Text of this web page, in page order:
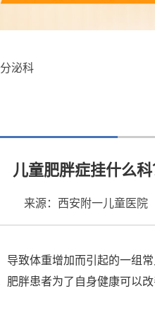
泌科
儿童肥胖症挂什么
来源：西安附一儿童医院
导致体重增加而引起的一组
肥胖患者为了自身健康可以